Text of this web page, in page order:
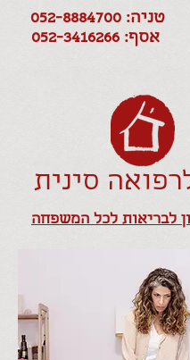
טניה: 052-8884700
אסף: 052-3416266
סינית
לבריאות לכל המשפחה